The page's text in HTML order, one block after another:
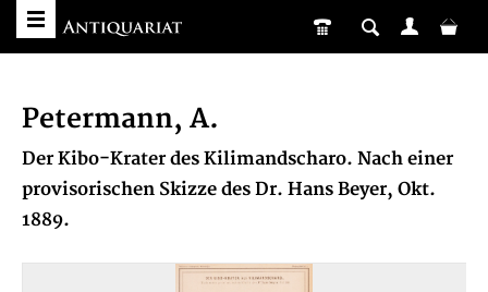
Petermann, A.
Der Kibo-Krater des Kilimandscharo. Nach einer
provisorischen Skizze des Dr. Hans Beyer, Okt.
1889.